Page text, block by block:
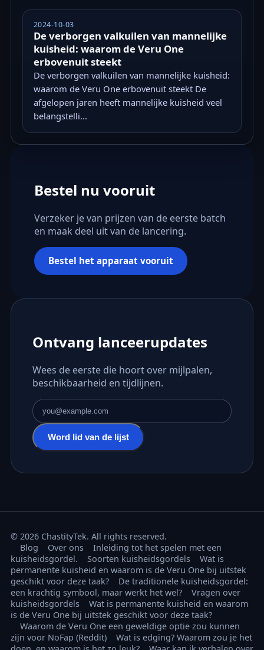
2024-10-03
De verborgen valkuilen van mannelijke
kuisheid: waarom de Veru One
erbovenuit steekt
De verborgen valkuilen van mannelijke kuisheid:
waarom de Veru One erbovenuit steekt De
afgelopen jaren heeft mannelijke kuisheid veel
belangstelli...
Bestel nu vooruit
Verzeker je van prijzen van de eerste batch
en maak deel uit van de lancering.
Bestel het apparaat vooruit
Ontvang lanceerupdates
Wees de eerste die hoort over mijlpalen,
beschikbaarheid en tijdlijnen.
E-mailadres
Word lid van de lijst
© 2026 ChastityTek. All rights reserved.
Blog
Over ons
Inleiding tot het spelen met een
kuisheidsgordel.
Soorten kuisheidsgordels
Wat is
permanente kuisheid en waarom is de Veru One bij uitstek
geschikt voor deze taak?
De traditionele kuisheidsgordel:
een krachtig symbool, maar werkt het wel?
Vragen over
kuisheidsgordels
Wat is permanente kuisheid en waarom
is de Veru One bij uitstek geschikt voor deze taak?
Waarom de Veru One een geweldige optie zou kunnen
zijn voor NoFap (Reddit)
Wat is edging? Waarom zou je het